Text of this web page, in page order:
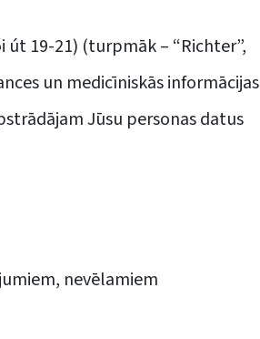
út 19-21) (turpmāk – “Richter”,
un medicīniskās informācijas
Jūsu personas datus
nevēlamiem